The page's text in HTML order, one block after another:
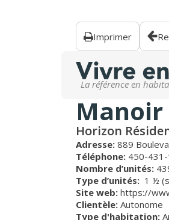
Imprimer
La référence en
Horizon
Adresse: 889
Téléphone: 450-
Nombre d’unités:
Type d’unités: 1 ½
Site web: https://
Clientèle: Autonome
Type d'habitation: